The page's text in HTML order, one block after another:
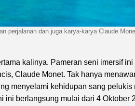
perjalanan dan juga karya-karya Claude
kalinya. Pameran seni imersif
Claude Monet. Tak hanya
menyelami kehidupan sang
ini berlangsung mulai dari 4 Oktober